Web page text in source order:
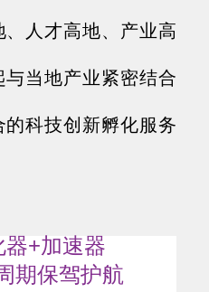
人才高地、产业高
当地产业紧密结合
科技创新孵化服务
+加速器
期保驾护航